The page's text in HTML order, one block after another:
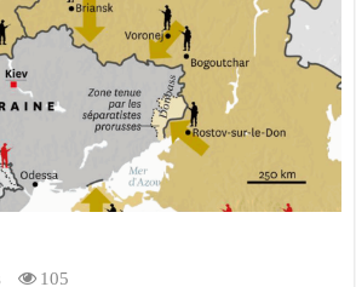
105